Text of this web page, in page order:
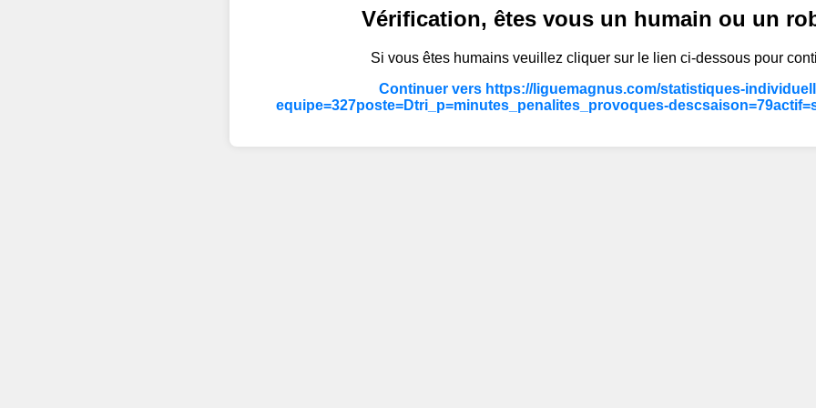
Vérification, êtes vous un humain ou un
Si vous êtes humains veuillez cliquer sur le lien ci-dessous pour
Continuer vers https://liguemagnus.com/statistiques-
equipe=327poste=Dtri_p=minutes_penalites_provoques-